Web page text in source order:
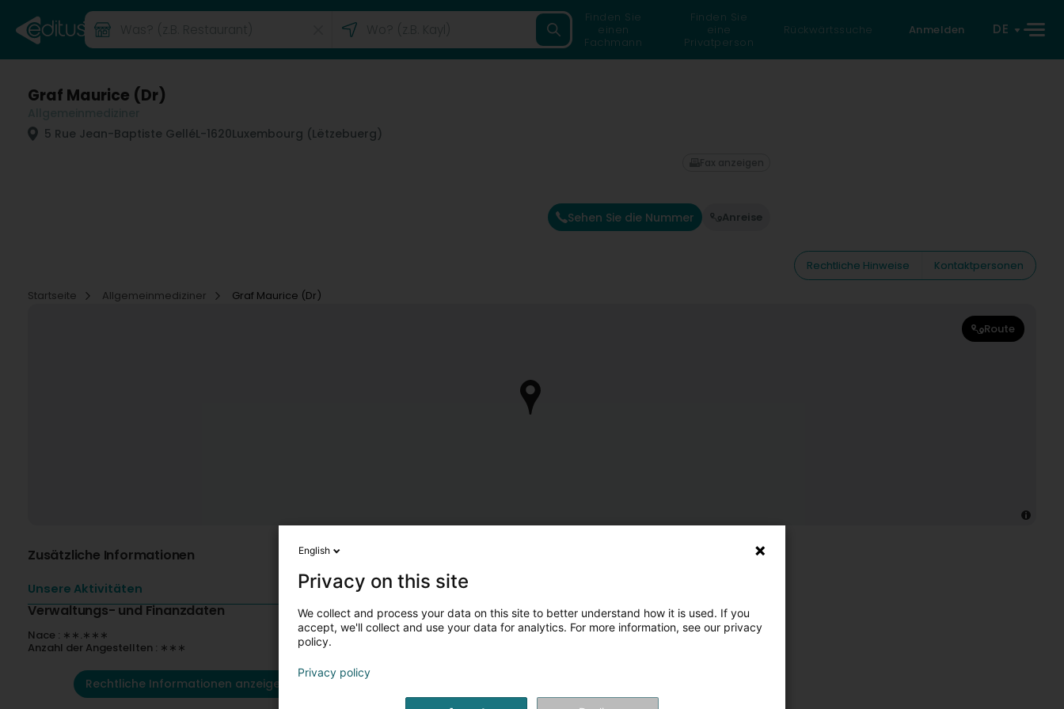
Finden Sie
einen
Fachmann
Finden Sie
eine
Privatperson
Rückwärtssuche Anmelden DE
Graf Maurice (Dr)
5 Rue Jean-Baptiste GelléL-1620Luxembourg (Lëtzebuerg)
Sehen Sie die Nummer Anreise
Fax anzeigen
Rechtliche Hinweise
Kontaktpersonen
Startseite
Allgemeinmediziner Graf Maurice (Dr)
Route
Zusätzliche Informationen
Unsere Aktivitäten
Verwaltungs- und Finanzdaten
Nace : ∗∗.∗∗∗
Anzahl der Angestellten : ∗∗∗
Rechtliche Informationen anzeigen
English
Privacy on this site
We collect and process your data on this site to better understand how it is used. If you
accept, we'll collect and use your data for analytics. For more information, see our privacy
policy.
Privacy policy